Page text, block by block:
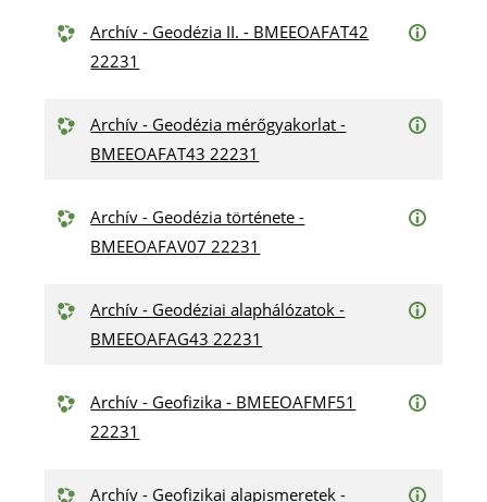
Archív - Geodézia II. - BMEEOAFAT42
22231
Archív - Geodézia mérőgyakorlat -
BMEEOAFAT43 22231
Archív - Geodézia története -
BMEEOAFAV07 22231
Archív - Geodéziai alaphálózatok -
BMEEOAFAG43 22231
Archív - Geofizika - BMEEOAFMF51
22231
Archív - Geofizikai alapismeretek -